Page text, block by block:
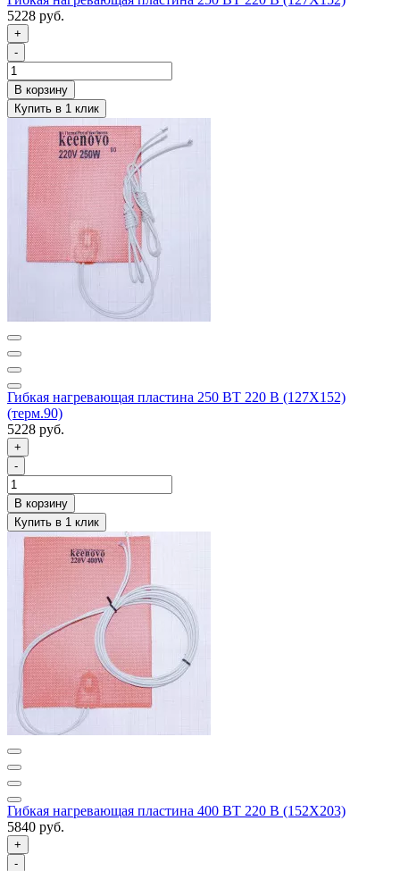
5228 руб.
+
-
Гибкая нагревающая пластина 250 ВТ 220 В (127Х152)
(терм.90)
5228 руб.
+
-
Гибкая нагревающая пластина 400 ВТ 220 В (152Х203)
5840 руб.
+
-